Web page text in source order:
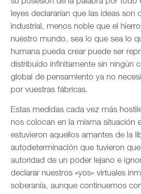
su posesión de la palabra por todo
leyes declararían que las ideas son
industrial, menos noble que el
nuestro mundo, sea lo que sea lo
humana pueda crear puede ser
distribuido infinitamente sin ningún
global de pensamiento ya no
por vuestras fábricas.
Estas medidas cada vez más
nos colocan en la misma situación
estuvieron aquellos amantes de la
autodeterminación que tuvieron
autoridad de un poder lejano e
declarar nuestros «yos» virtuales
soberanía, aunque continuemos